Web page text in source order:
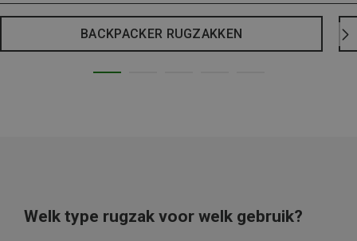
BACKPACKER RUGZAKKEN
Welk type rugzak voor welk gebruik?